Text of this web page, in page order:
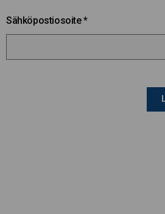
Sähköpostiosoite*